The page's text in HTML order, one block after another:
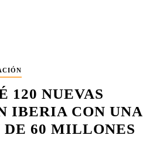
120 NUEVAS
IBERIA CON UNA
60 MILLONES